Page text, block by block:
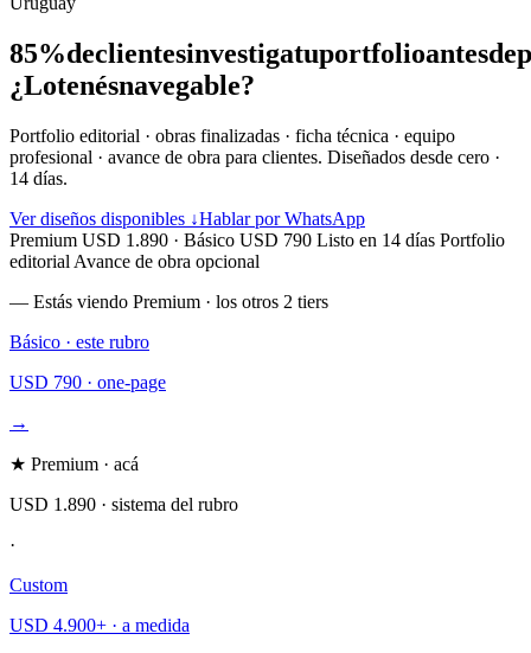
85%declientesinvestigatuportfolioantesde
¿Lotenésnavegable?
Portfolio editorial · obras finalizadas · ficha técnica · equipo
profesional · avance de obra para clientes. Diseñados desde cero ·
14 días.
Ver diseños disponibles ↓Hablar por WhatsApp
Premium USD 1.890 · Básico USD 790 Listo en 14 días Portfolio
editorial Avance de obra opcional
— Estás viendo Premium · los otros 2 tiers
Básico · este rubro
USD 790 · one-page
→
★ Premium · acá
USD 1.890 · sistema del rubro
·
Custom
USD 4.900+ · a medida